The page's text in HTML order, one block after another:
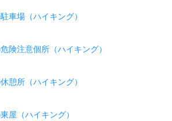
車場（ハイキング）
険注意個所（ハイキング）
憩所（ハイキング）
屋（ハイキング）